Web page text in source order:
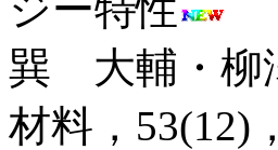
巽 大輔・柳
材料，53(12)